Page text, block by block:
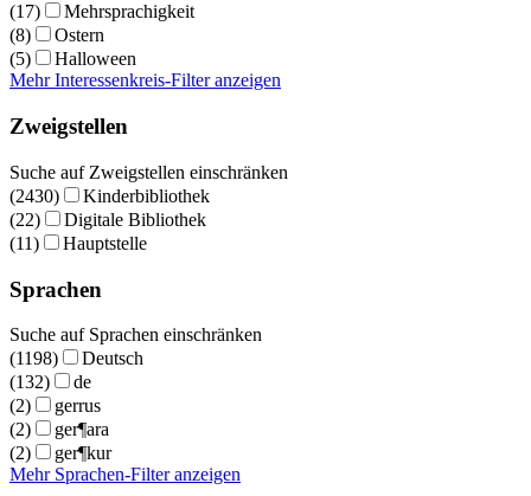
(17)
Mehrsprachigkeit
(8)
Ostern
(5)
Halloween
Mehr Interessenkreis-Filter anzeigen
Zweigstellen
Suche auf Zweigstellen einschränken
(2430)
Kinderbibliothek
(22)
Digitale Bibliothek
(11)
Hauptstelle
Sprachen
Suche auf Sprachen einschränken
(1198)
Deutsch
(132)
de
(2)
gerrus
(2)
ger¶ara
(2)
ger¶kur
Mehr Sprachen-Filter anzeigen